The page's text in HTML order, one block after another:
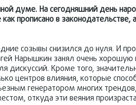
думе. На сегодняшний день
прописано в законодательстве,
созывы снизился до нуля. И
Нарышкин занял очень хорошую
дискуссий. Кроме того,
центров влияния, которые
генератором многих
откуда эти веяния